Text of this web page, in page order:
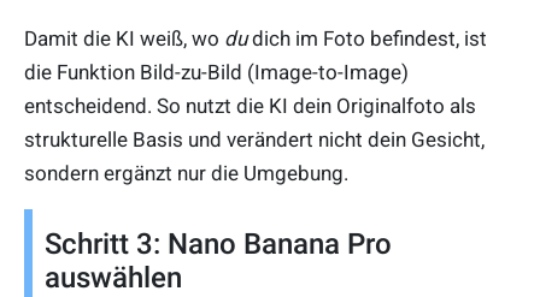
Damit die KI weiß, wo dudich im Foto befindest, ist
die Funktion Bild-zu-Bild (Image-to-Image)
entscheidend. So nutzt die KI dein Originalfoto als
strukturelle Basis und verändert nicht dein Gesicht,
sondern ergänzt nur die Umgebung.
Schritt 3: Nano Banana Pro
auswählen